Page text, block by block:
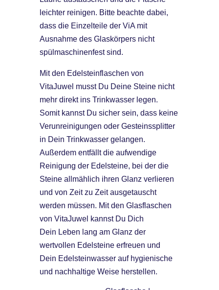
leichter reinigen. Bitte beachte dabei,
dass die Einzelteile der ViA mit
Ausnahme des Glaskörpers nicht
spülmaschinenfest sind.
Mit den Edelsteinflaschen von
VitaJuwel musst Du Deine Steine nicht
mehr direkt ins Trinkwasser legen.
Somit kannst Du sicher sein, dass keine
Verunreinigungen oder Gesteinssplitter
in Dein Trinkwasser gelangen.
Außerdem entfällt die aufwendige
Reinigung der Edelsteine, bei der die
Steine allmählich ihren Glanz verlieren
und von Zeit zu Zeit ausgetauscht
werden müssen. Mit den Glasflaschen
von VitaJuwel kannst Du Dich
Dein Leben lang am Glanz der
wertvollen Edelsteine erfreuen und
Dein Edelsteinwasser auf hygienische
und nachhaltige Weise herstellen.